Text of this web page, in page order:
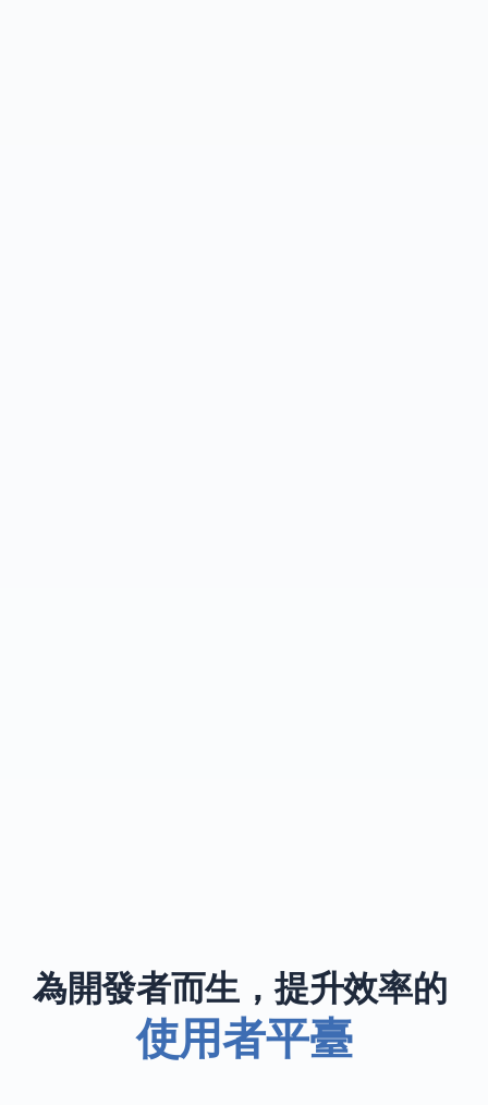
為開發者而生，提升效率的
使用者平臺